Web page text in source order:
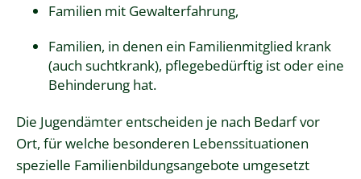
Familien mit Gewalterfahrung,
Familien, in denen ein Familienmitglied krank
(auch suchtkrank), pflegebedürftig ist oder eine
Behinderung hat.
Die Jugendämter entscheiden je nach Bedarf vor
Ort, für welche besonderen Lebenssituationen
spezielle Familienbildungsangebote umgesetzt